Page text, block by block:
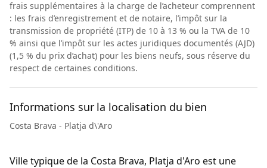
frais supplémentaires à la charge de l’acheteur comprennent
: les frais d’enregistrement et de notaire, l’impôt sur la
transmission de propriété (ITP) de 10 à 13 % ou la TVA de 10
% ainsi que l’impôt sur les actes juridiques documentés (AJD)
(1,5 % du prix d’achat) pour les biens neufs, sous réserve du
respect de certaines conditions.
Informations sur la localisation du bien
Costa Brava - Platja d\'Aro
Ville typique de la Costa Brava, Platja d'Aro est une